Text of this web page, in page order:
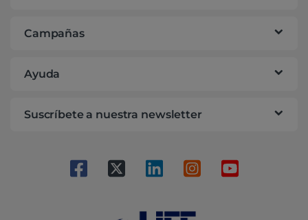
Campañas
Ayuda
Suscríbete a nuestra newsletter